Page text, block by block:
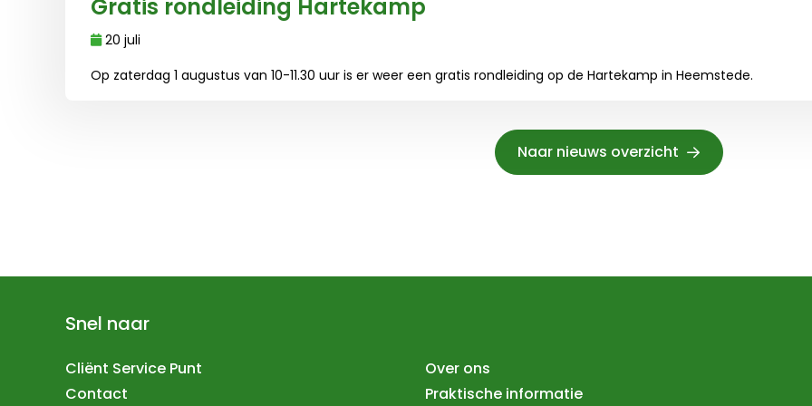
Gratis rondleiding Hartekamp
20 juli
Op zaterdag 1 augustus van 10-11.30 uur is er weer een gratis rondleiding op de Hartekamp in Heemstede.
Naar nieuws overzicht
Snel naar
Cliënt Service Punt
Contact
Over ons
Praktische informatie